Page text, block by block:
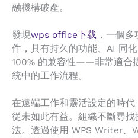
融機構破產。
發現wps office下载 ，一個
件，具有持久的功能、AI 同
100% 的兼容性——非常適合
統中的工作流程。
在遠端工作和靈活設定的時
從未如此有益。組織不斷尋
法。透過使用 WPS Writer、